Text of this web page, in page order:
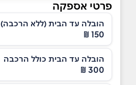
פרטי אספקה
הובלה עד הבית (ללא הרכבה)
150 ₪
הובלה עד הבית כולל הרכבה
300 ₪